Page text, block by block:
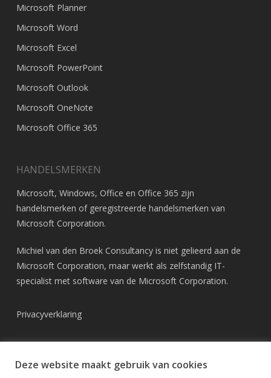
Microsoft Planner
Microsoft Word
Microsoft Excel
Microsoft PowerPoint
Microsoft Outlook
Microsoft OneNote
Microsoft Office 365
HANDELSMERKEN
Microsoft, Windows, Office en Office 365 zijn
handelsmerken of geregistreerde handelsmerken van
Microsoft Corporation.
Michiel van den Broek Consultancy is niet gelieerd aan de
Microsoft Corporation, maar werkt als zelfstandig IT-
specialist met software van de Microsoft Corporation.
Privacyverklaring
Deze website maakt gebruik van cookies